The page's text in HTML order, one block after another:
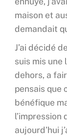
maison et
demandait
J’ai décidé
suis mis une
dehors, a
pensais que
bénéfique
l’impression
aujourd’hui